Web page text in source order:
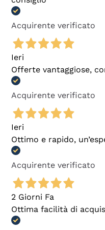
Acquirente verificato
Ieri
Offerte vantaggiose,
Acquirente verificato
Ieri
Ottimo e rapido,
Acquirente verificato
2 Giorni Fa
Ottima facilità di